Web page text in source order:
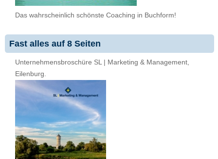
Das wahrscheinlich schönste Coaching in Buchform!
Fast alles auf 8 Seiten
Unternehmensbroschüre SL | Marketing & Management,
Eilenburg.